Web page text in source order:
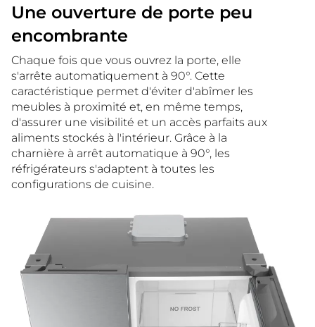
Une ouverture de porte peu
encombrante
Chaque fois que vous ouvrez la porte, elle
s'arrête automatiquement à 90°. Cette
caractéristique permet d'éviter d'abîmer les
meubles à proximité et, en même temps,
d'assurer une visibilité et un accès parfaits aux
aliments stockés à l'intérieur. Grâce à la
charnière à arrêt automatique à 90°, les
réfrigérateurs s'adaptent à toutes les
configurations de cuisine.